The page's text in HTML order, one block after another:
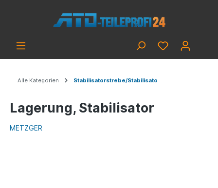
Alle Kategorien Stabilisatorstrebe/Stabilisato
Lagerung, Stabilisator
METZGER